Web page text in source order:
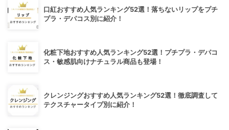
口紅おすすめ人気ランキング52選！落ちないリップをプチ
プラ・デパコス別に紹介！
化粧下地おすすめ人気ランキング52選！プチプラ・デパコ
ス・敏感肌向けナチュラル商品も登場！
クレンジングおすすめ人気ランキング52選！徹底調査して
テクスチャータイプ別に紹介！